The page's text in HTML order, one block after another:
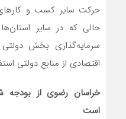
حرکت سایر کسب و
حالی که در سایر
سرمایه‌گذاری بخش دولتی
اقتصادی از منابع دولتی
خراسان رضوی از بودجه
است